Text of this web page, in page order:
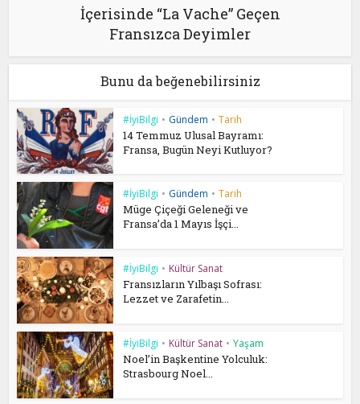
İçerisinde “La Vache” Geçen
Fransızca Deyimler
Bunu da beğenebilirsiniz
#İyiBilgi • Gündem • Tarih
14 Temmuz Ulusal Bayramı:
Fransa, Bugün Neyi Kutluyor?
#İyiBilgi • Gündem • Tarih
Müge Çiçeği Geleneği ve
Fransa’da 1 Mayıs İşçi...
#İyiBilgi • Kültür Sanat
Fransızların Yılbaşı Sofrası:
Lezzet ve Zarafetin...
#İyiBilgi • Kültür Sanat • Yaşam
Noel’in Başkentine Yolculuk:
Strasbourg Noel...